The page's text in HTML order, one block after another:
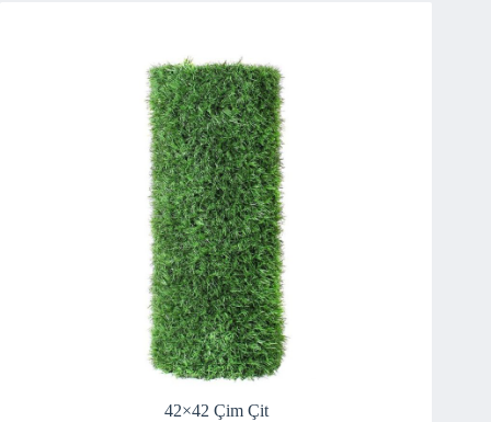
42×42 Çim Çit